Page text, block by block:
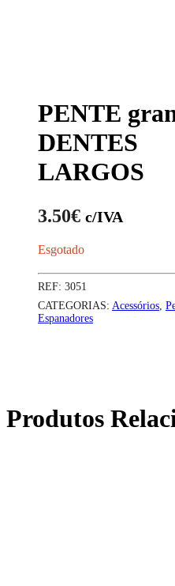
PENTE
DENTES
LARGOS
3.50€ c/IVA
Esgotado
REF: 3051
CATEGORIAS: Acessórios,
Espanadores
Produtos